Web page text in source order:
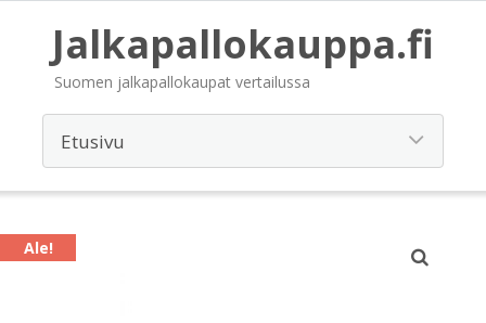
Jalkapallokauppa.fi
Suomen jalkapallokaupat vertailussa
Ale!